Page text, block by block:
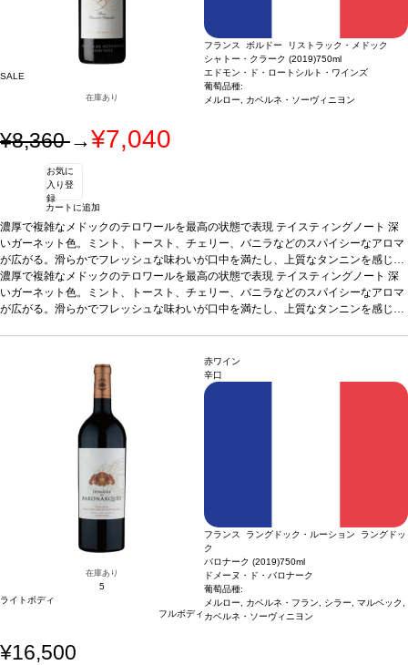
SALE
在庫あり
フランス ボルドー リストラック・メドック
シャトー・クラーク (2019)750ml
エドモン・ド・ロートシルト・ワインズ
葡萄品種:
メルロー, カベルネ・ソーヴィニヨン
¥8,360→¥7,040
お気に
入り登
録
カートに追加
濃厚で複雑なメドックのテロワールを最高の状態で表現 テイスティングノート 深
いガーネット色。ミント、トースト、チェリー、バニラなどのスパイシーなアロマ
が広がる。滑らかでフレッシュな味わいが口中を満たし、上質なタンニンを感じ
る。高い熟成のポテンシャルを有する、素晴らしく美味しい一本。 合う料理 グリ
ルした肉、ソースのかかった肉料理、チーズの盛り合わせなどと好相性葡萄品種
メルロー 70%、カベルネ・ソーヴィニヨン 30%*本ヴィンテージが在庫切れの場
濃厚で複雑なメドックのテロワールを最高の状態で表現 テイスティングノート 深
いガーネット色。ミント、トースト、チェリー、バニラなどのスパイシーなアロマ
が広がる。滑らかでフレッシュな味わいが口中を満たし、上質なタンニンを感じ
メルロー 70%、カベルネ・ソーヴィニヨン 30%*本ヴィンテージが在庫切れの場
合、在庫があり価格が同様の場合は自動的に次のヴィンテージに変更されます、ご
在庫あり
5
ライトボディ
フルボディ
赤ワイン
辛口
フランス ラングドック・ルーション ラングドッ
ク
バロナーク (2019)750ml
ドメーヌ・ド・バロナーク
葡萄品種:
メルロー, カベルネ・フラン, シラー, マルベック,
カベルネ・ソーヴィニヨン
¥16,500